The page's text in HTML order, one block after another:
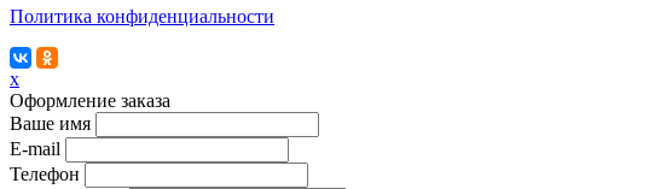
Политика конфиденциальности
x
Оформление заказа
Ваше имя
E-mail
Телефон